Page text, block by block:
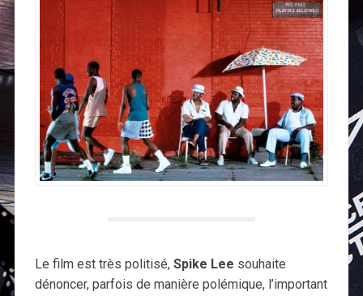
Le film est très politisé, Spike Lee souhaite
dénoncer, parfois de manière polémique, l’important